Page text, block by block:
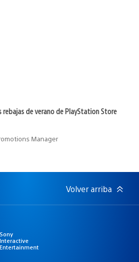
rebajas de verano de PlayStation Store
Manager
Volver arriba
Sony
Interactive
Entertainment